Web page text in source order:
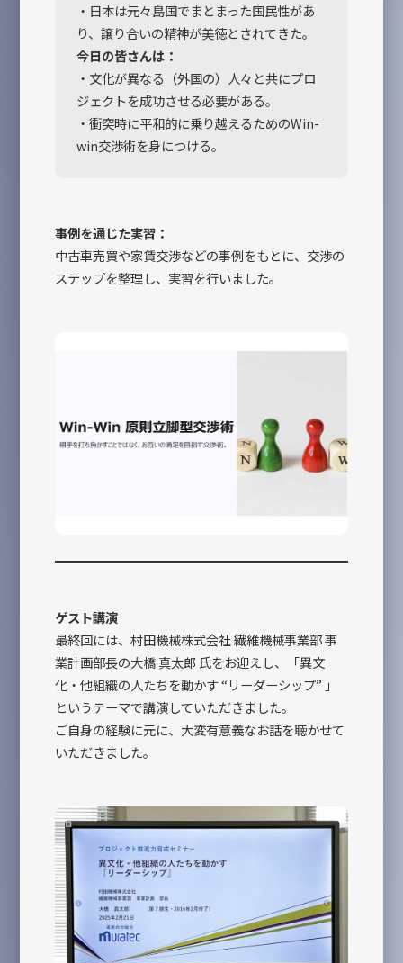
・日本は元々島国でまとまった国民性があ
り、譲り合いの精神が美徳とされてきた。
今日の皆さんは：
・文化が異なる（外国の）人々と共にプロ
ジェクトを成功させる必要がある。
・衝突時に平和的に乗り越えるためのWin-
win交渉術を身につける。
事例を通じた実習：
中古車売買や家賃交渉などの事例をもとに、交渉の
ステップを整理し、実習を行いました。
ゲスト講演
最終回には、村田機械株式会社 繊維機械事業部 事
業計画部長の大橋 真太郎 氏をお迎えし、「異文
化・他組織の人たちを動かす “リーダーシップ” 」
というテーマで講演していただきました。
ご自身の経験に元に、大変有意義なお話を聴かせて
いただきました。